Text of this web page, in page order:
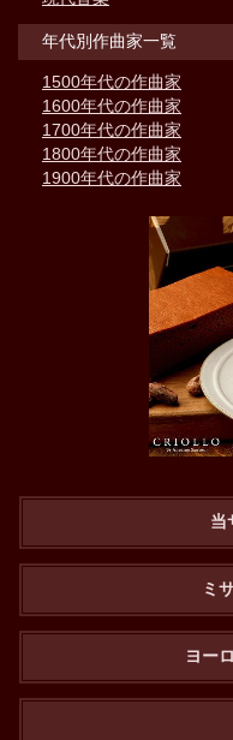
年代別作曲家一覧
1500年代の作曲家
1600年代の作曲家
1700年代の作曲家
1800年代の作曲家
1900年代の作曲家
当
ミ
ヨー